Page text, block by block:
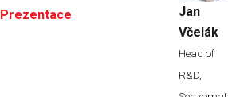
Prezentace
Jan
Včelák
Head of
R&D,